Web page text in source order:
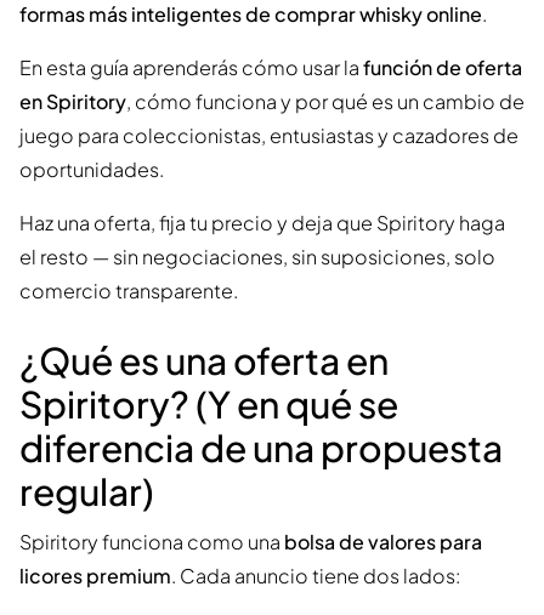
formas más inteligentes de comprar whisky online.
En esta guía aprenderás cómo usar lafunción de oferta
en Spiritory, cómo funciona y por qué es un cambio de
juego para coleccionistas, entusiastas y cazadores de
oportunidades.
Haz una oferta, fija tu precio y deja que Spiritory haga
el resto — sin negociaciones, sin suposiciones, solo
comercio transparente.
¿Qué es una oferta en
Spiritory? (Y en qué se
diferencia de una propuesta
regular)
Spiritory funciona como una bolsa de valores para
licores premium. Cada anuncio tiene dos lados: